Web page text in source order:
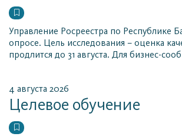
Управление Росреестра по Республике
опросе. Цель исследования – оценка
продлится до 31 августа. Для бизнес-
4 августа 2026
Целевое обучение